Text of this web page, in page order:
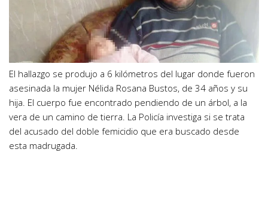
El hallazgo se produjo a 6 kilómetros del lugar donde fueron
asesinada la mujer Nélida Rosana Bustos, de 34 años y su
hija. El cuerpo fue encontrado pendiendo de un árbol, a la
vera de un camino de tierra. La Policía investiga si se trata
del acusado del doble femicidio que era buscado desde
esta madrugada.